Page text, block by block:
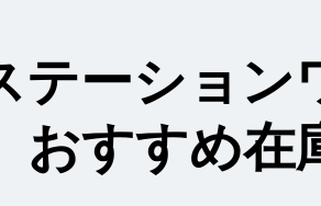
テーション
おすすめ在